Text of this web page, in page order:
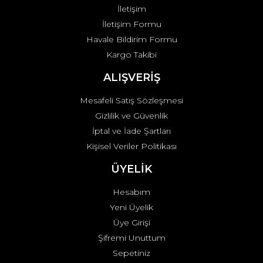
Gönder
İletişim
İletişim Formu
Havale Bildirim Formu
Kargo Takibi
ALIŞVERİŞ
Mesafeli Satış Sözleşmesi
Gizlilik ve Güvenlik
İptal ve İade Şartları
Kişisel Veriler Politikası
ÜYELİK
Hesabım
Yeni Üyelik
Üye Girişi
Şifremi Unuttum
Sepetiniz